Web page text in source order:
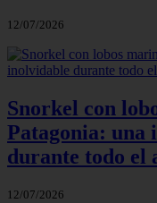
12/07/2026
Snorkel con
Patagonia: una
durante todo el
12/07/2026